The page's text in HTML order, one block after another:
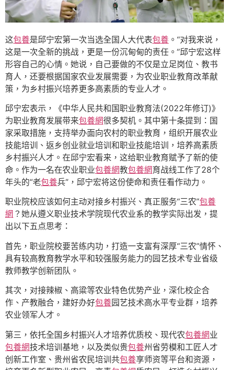
这包養是邱宁宏第一次当选全国人大代表包養 。“对我来说，
这是一次全新的挑战，更是一份沉甸甸的责任。”邱宁宏这样
形容自己的心情。她说，自己要做的不仅是立足岗位、教书
育人，还要根据国家农业发展需要，为农业职业教育改革献
策，为乡村振兴培养更多高素质的专业人才。
邱宁宏表示，《中华人民共和国职业教育法(2022年修订)》
为职业教育发展带来包養網很多契机。其中第十条提到：国
家采取措施，支持举办面向农村的职业教育，组织开展农业
技能培训、返乡创业就业培训和职业技能培训，培养高素质
乡村振兴人才。在邱宁宏看来，这给职业教育赋予了新的使
命。作为一名在农业职业包養網教包養網育战线工作了28个
年头的“老包養兵”，邱宁宏将这份使命和责任看作动力。
职业院校应该如何主动对接乡村振兴、真正服务“三农”包養
網 ？她从遵义职业技术学院现代农业系的教学实际出发，提
出以下五点思考：
首先，职业院校要苦练内功，打造一支富有深厚“三农”情怀、
具有较高教育教学水平和较强服务能力的园艺技术专业省级
教师教学创新团队。
其次，对接辣椒、高粱等农业特色优势产业，深化校企合
作、产教融合，建好办好包養园艺技术高水平专业群，培养
农业领军人才。
第三，依托全国乡村振兴人才培养优质校、现代农包養網业
包養網技术培训基地，以及类似贵包養州省劳模和工匠人才
创新工作室、贵州省农民培训共包養享师资等平台和资源，